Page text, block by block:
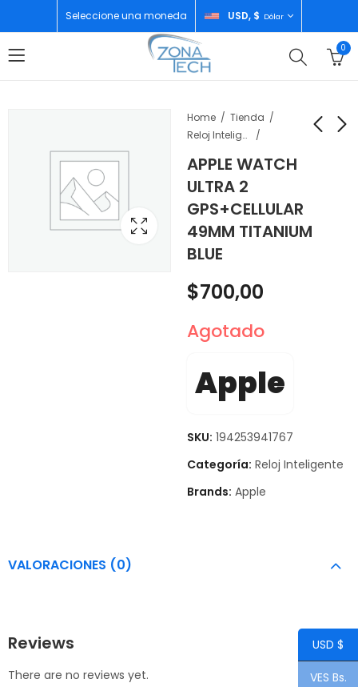
Seleccione una moneda USD, $ Dólar
0
Home
Tienda
Reloj Inteligente
APPLE WATCH
ULTRA 2
GPS+CELLULAR
49MM TITANIUM
BLUE
REPUESTO ROBOT
ASPIRADORA RE4 /
RE4C / RE5 CS-RA-
$20,00
DESIGN
6+10GB/256GB
DORADO
$111,00
$700,00
Agotado
Apple
SKU: 194253941767
Categoría: Reloj Inteligente
Brands: Apple
VALORACIONES (0)
Reviews
There are no reviews yet.
USD $
VES Bs.